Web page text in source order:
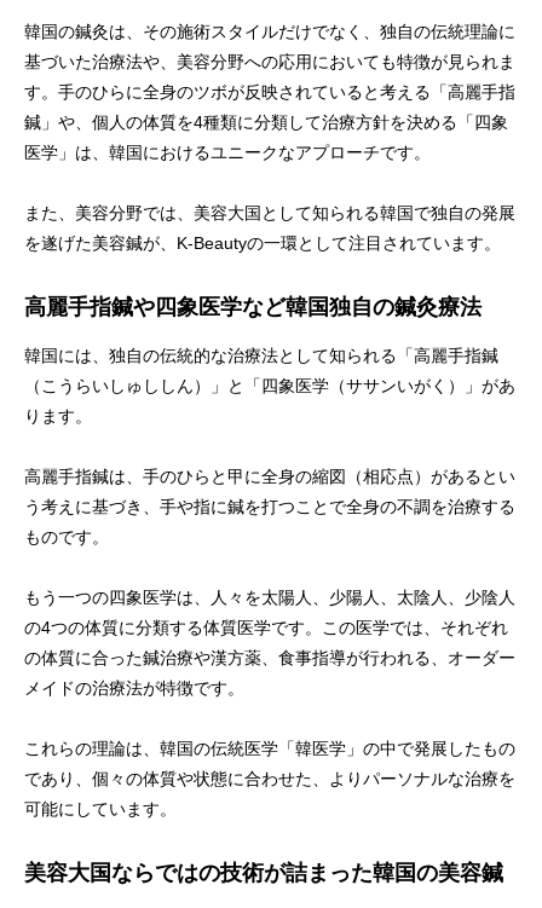
韓国の鍼灸は、その施術スタイルだけでなく、独自の伝統理論に
基づいた治療法や、美容分野への応用においても特徴が見られま
す。手のひらに全身のツボが反映されていると考える「高麗手指
鍼」や、個人の体質を4種類に分類して治療方針を決める「四象
医学」は、韓国におけるユニークなアプローチです。
また、美容分野では、美容大国として知られる韓国で独自の発展
を遂げた美容鍼が、K-Beautyの一環として注目されています。
高麗手指鍼や四象医学など韓国独自の鍼灸療法
韓国には、独自の伝統的な治療法として知られる「高麗手指鍼
（こうらいしゅししん）」と「四象医学（ササンいがく）」があ
ります。
高麗手指鍼は、手のひらと甲に全身の縮図（相応点）があるとい
う考えに基づき、手や指に鍼を打つことで全身の不調を治療する
ものです。
もう一つの四象医学は、人々を太陽人、少陽人、太陰人、少陰人
の4つの体質に分類する体質医学です。この医学では、それぞれ
の体質に合った鍼治療や漢方薬、食事指導が行われる、オーダー
メイドの治療法が特徴です。
これらの理論は、韓国の伝統医学「韓医学」の中で発展したもの
であり、個々の体質や状態に合わせた、よりパーソナルな治療を
可能にしています。
美容大国ならではの技術が詰まった韓国の美容鍼